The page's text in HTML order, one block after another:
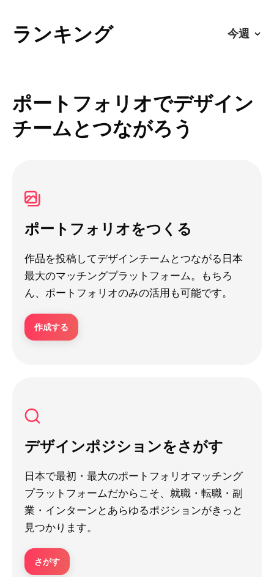
ランキング
ポートフォリオでデザイン
チームとつながろう
ポートフォリオをつくる
作品を投稿してデザインチームとつながる日本
最大のマッチングプラットフォーム。もちろ
ん、ポートフォリオのみの活用も可能です。
作成する
デザインポジションをさがす
日本で最初・最大のポートフォリオマッチング
プラットフォームだからこそ、就職・転職・副
業・インターンとあらゆるポジションがきっと
見つかります。
さがす